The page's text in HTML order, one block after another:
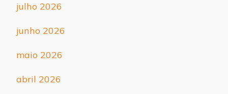
julho 2026
junho 2026
maio 2026
abril 2026